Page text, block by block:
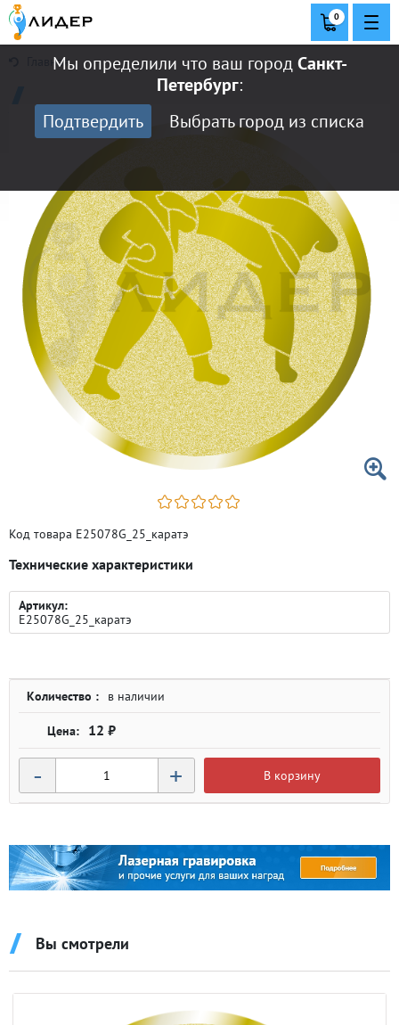
Мы определили что ваш городСанкт-
Петербург:
Подтвердить
Выбрать город из списка
0
Главная
Код товара E25078G_25_каратэ
Технические характеристики
Артикул:
E25078G_25_каратэ
Количество : в наличии
12 ₽
- + В корзину
Вы смотрели